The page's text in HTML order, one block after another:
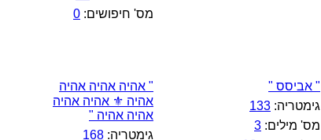
מס' חיפושים: 0
" אביסס "
גימטריה: 133
מס' מילים: 3
" אהיה אהיה אהיה
אהיה ⚜️ אהיה אהיה
אהיה אהיה "
גימטריה: 168